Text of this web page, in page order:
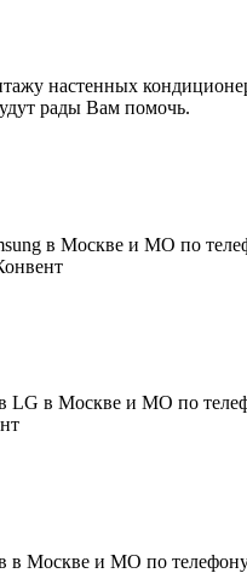
настенных
рады Вам помочь.
в Москве и МО по
LG в Москве и МО по
в Москве и МО по